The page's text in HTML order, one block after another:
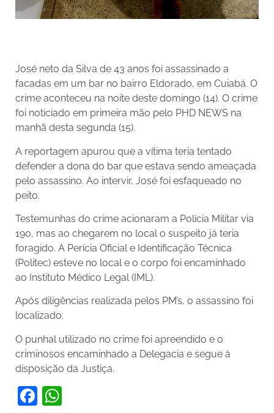
José neto da Silva de 43 anos foi assassinado a
facadas em um bar no bairro Eldorado, em Cuiabá. O
crime aconteceu na noite deste domingo (14). O crime
foi noticiado em primeira mão pelo PHD NEWS na
manhã desta segunda (15).
A reportagem apurou que a vítima teria tentado
defender a dona do bar que estava sendo ameaçada
pelo assassino. Ao intervir, José foi esfaqueado no
peito.
Testemunhas do crime acionaram a Polícia Militar via
190, mas ao chegarem no local o suspeito já teria
foragido. A Perícia Oficial e Identificação Técnica
(Politec) esteve no local e o corpo foi encaminhado
ao Instituto Médico Legal (IML).
Após diligências realizada pelos PM’s, o assassino foi
localizado.
O punhal utilizado no crime foi apreendido e o
criminosos encaminhado a Delegacia e segue à
disposição da Justiça.
Facebook